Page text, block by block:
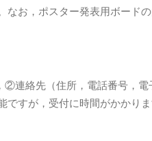
お，ポスター発表用ボードの
連絡先（住所，電話番号，
すが，受付に時間がかかり